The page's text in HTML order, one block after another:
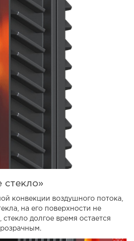
стекло»
конвекции воздушного потока,
на его поверхности не
долгое время остается